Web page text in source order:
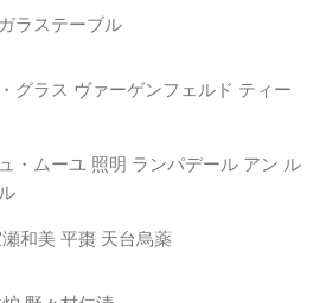
ラステーブル
グラス ヴァーゲンフェルド ティー
・ムーユ 照明 ランパデール アン ル
和美 平棗 天台烏薬